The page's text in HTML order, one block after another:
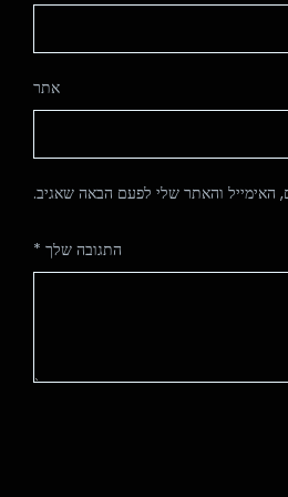
אתר
האימייל והאתר שלי לפעם הבאה שאגיב.
התגובה שלך *